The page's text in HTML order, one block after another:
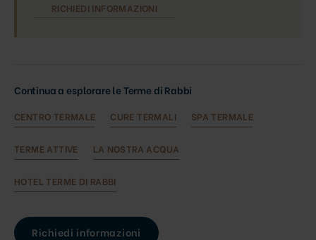
RICHIEDI INFORMAZIONI
Continua a esplorare le Terme di Rabbi
CENTRO TERMALE CURE TERMALI SPA TERMALE
TERME ATTIVE LA NOSTRA ACQUA
HOTEL TERME DI RABBI
Richiedi informazioni